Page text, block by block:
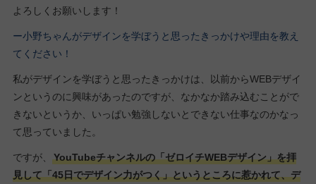
よろしくお願いします！
ー小野ちゃんがデザインを学ぼうと思ったきっかけや理由を教え
てください！
私がデザインを学ぼうと思ったきっかけは、以前からWEBデザイ
ンというのに興味があったのですが、なかなか踏み込むことがで
きないというか、いっぱい勉強しないとできない仕事なのかなっ
て思っていました。
ですが、
YouTubeチャンネルの「ゼロイチWEBデザイン」を拝
見して「45日でデザイン力がつく」というところに惹かれて、デ